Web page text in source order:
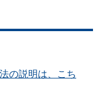
の説明は、こち